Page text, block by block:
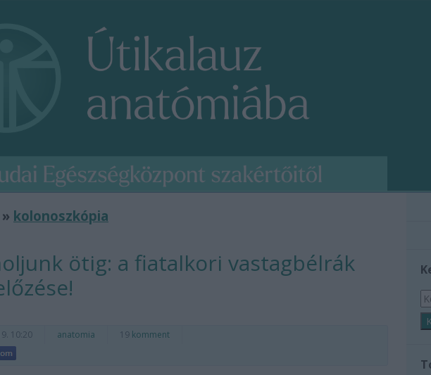
» kolonoszkópia
ötig: a fiatalkori vastagbélrák
10:20 anatomia 19 komment